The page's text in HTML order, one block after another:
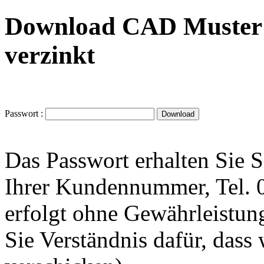
Download CAD
verzinkt
Passwort :
Das Passwort erhalten Sie
Ihrer Kundennummer, Tel.
erfolgt ohne
Sie Verständnis dafür,